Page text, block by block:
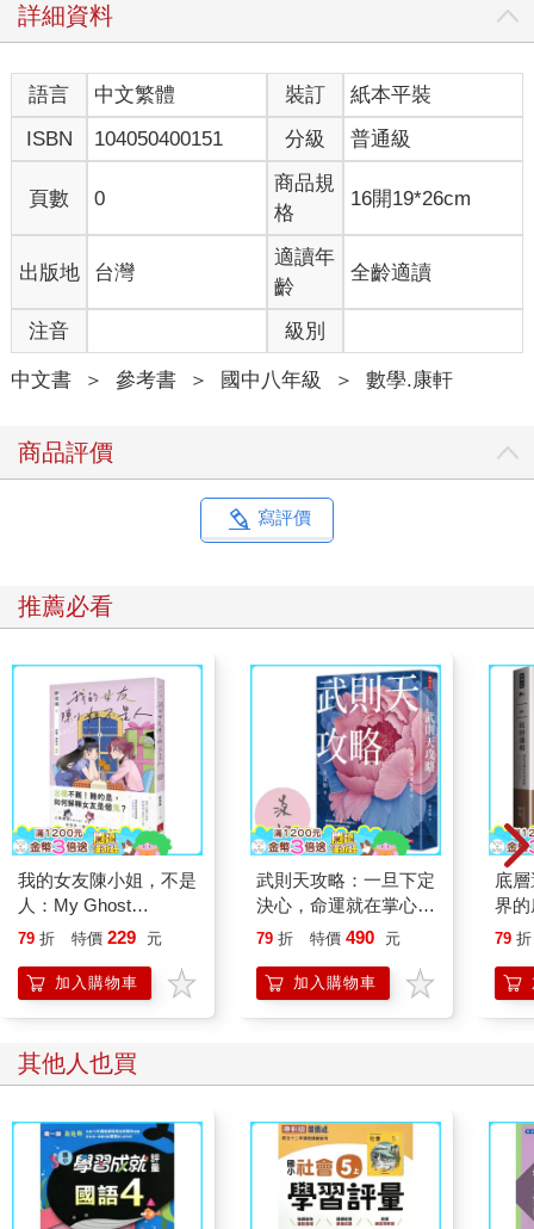
詳細資料
語言 中文繁體 裝訂
紙本平裝
ISBN
104050400151 分級 普通級
頁數 0
商品規
格
16開19*26cm
出版地 台灣
適讀年
齡
全齡適讀
注音 級別
中文書 ＞ 參考書 ＞ 國中八年級 ＞ 數學.康軒
商品評價
寫評價
推薦必看
我的女友陳小姐，不是
人：My Ghost
Girlfriend 2
79 折 特價 229 元
加入購物車
武則天攻略：一旦下定
決心，命運就在掌心！
【作者親簽版】
79 折 特價 490 元
加入購物車
底
界
79 折
其他人也買